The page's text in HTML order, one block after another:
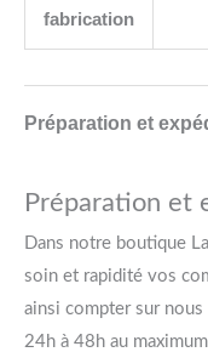
fabrication
Préparation et
Préparation et
Dans notre boutique
soin et rapidité vos
ainsi compter sur
24h à 48h au